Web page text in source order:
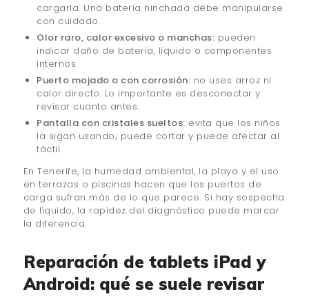
cargarla. Una batería hinchada debe manipularse
con cuidado.
Olor raro, calor excesivo o manchas: pueden
indicar daño de batería, líquido o componentes
internos.
Puerto mojado o con corrosión: no uses arroz ni
calor directo. Lo importante es desconectar y
revisar cuanto antes.
Pantalla con cristales sueltos: evita que los niños
la sigan usando; puede cortar y puede afectar al
táctil.
En Tenerife, la humedad ambiental, la playa y el uso
en terrazas o piscinas hacen que los puertos de
carga sufran más de lo que parece. Si hay sospecha
de líquido, la rapidez del diagnóstico puede marcar
la diferencia.
Reparación de tablets iPad y
Android: qué se suele revisar